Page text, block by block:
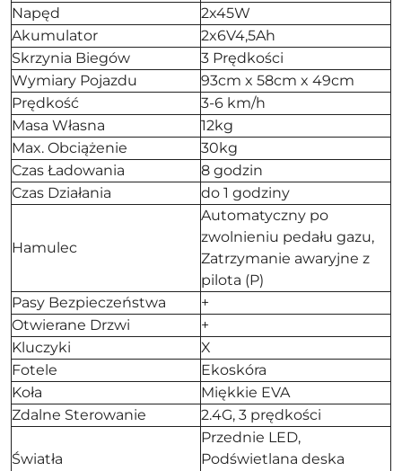
Napęd
2x45W
Akumulator
2x6V4,5Ah
Skrzynia Biegów
3 Prędkości
Wymiary Pojazdu
93cm x 58cm x 49cm
Prędkość
3-6 km/h
Masa Własna
12kg
Max. Obciążenie
30kg
Czas Ładowania
8 godzin
Czas Działania
do 1 godziny
Hamulec
Automatyczny po
zwolnieniu pedału gazu,
Zatrzymanie awaryjne z
pilota (P)
Pasy Bezpieczeństwa
+
Otwierane Drzwi
+
Kluczyki
X
Fotele
Ekoskóra
Koła
Miękkie EVA
Zdalne Sterowanie
2.4G, 3 prędkości
Światła
Przednie LED,
Podświetlana deska